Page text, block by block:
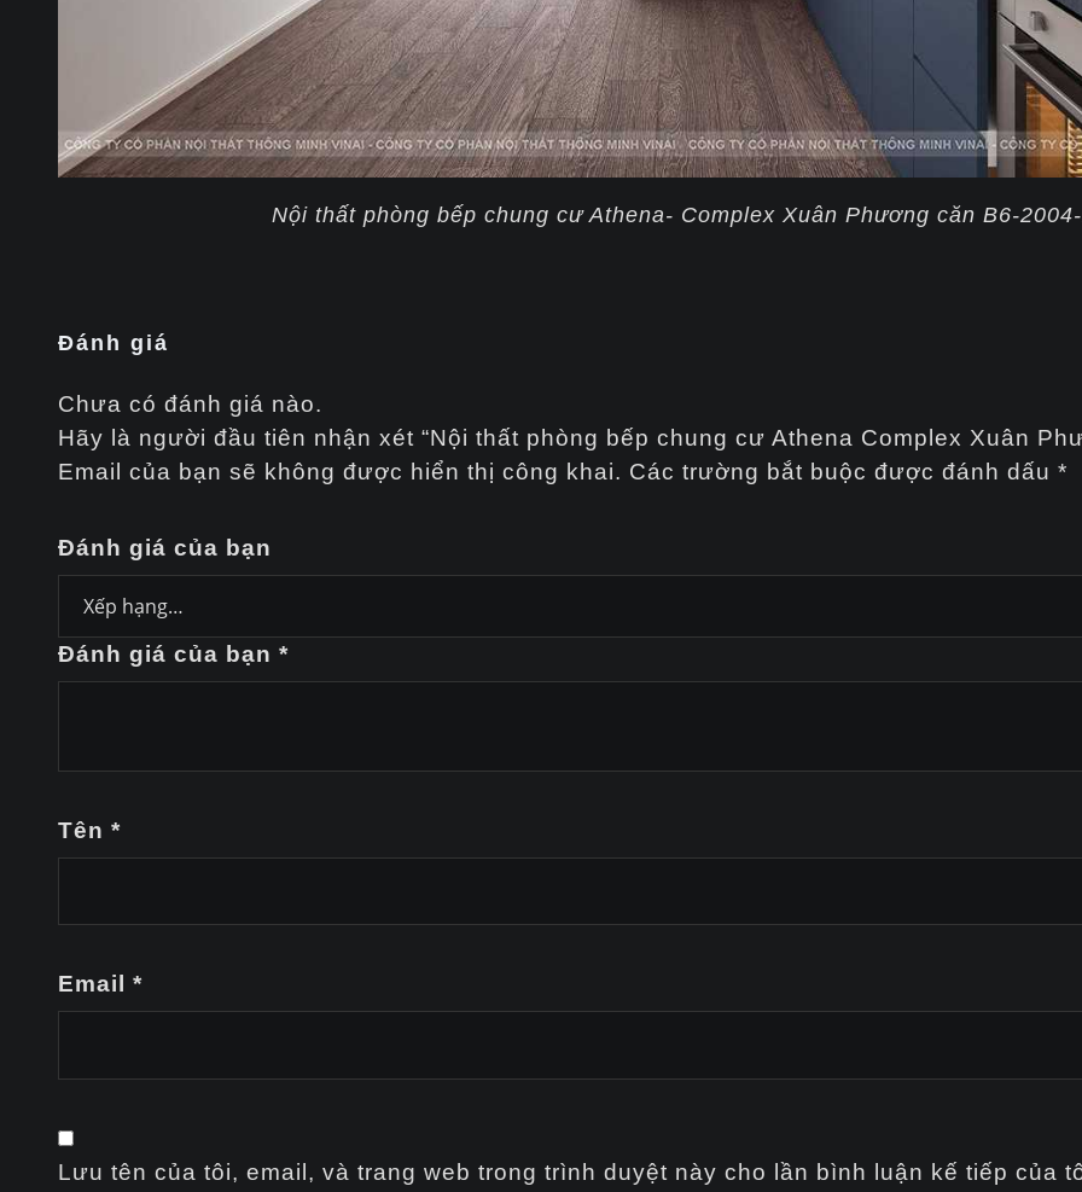
Nội thất phòng bếp chung cư Athena- Complex Xuân Phương căn B6-
Đánh giá
Chưa có đánh giá nào.
Hãy là người đầu tiên nhận xét “Nội thất phòng bếp chung cư Athena Complex Xuân
Email của bạn sẽ không được hiển thị công khai. Các trường bắt buộc được đánh dấu *
Đánh giá của bạn
Đánh giá của bạn *
Tên *
Email *
Lưu tên của tôi, email, và trang web trong trình duyệt này cho lần bình luận kế tiếp của